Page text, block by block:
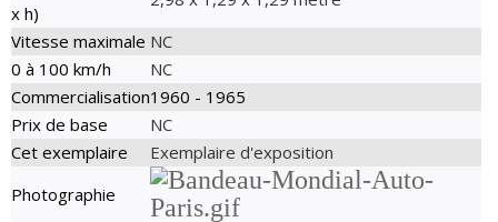
x h)
Vitesse maximale NC
0 à 100 km/h
NC
Commercialisation1960 - 1965
Prix de base
NC
Cet exemplaire
Exemplaire d'exposition
Photographie